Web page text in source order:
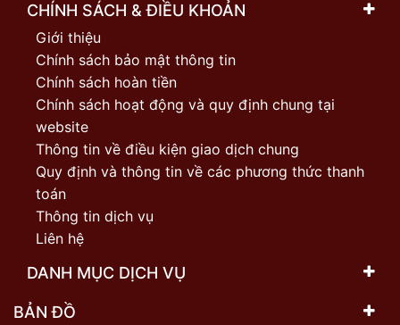
CHÍNH SÁCH & ĐIỀU KHOẢN
Giới thiệu
Chính sách bảo mật thông tin
Chính sách hoàn tiền
Chính sách hoạt động và quy định chung tại
website
Thông tin về điều kiện giao dịch chung
Quy định và thông tin về các phương thức thanh
toán
Thông tin dịch vụ
Liên hệ
DANH MỤC DỊCH VỤ
BẢN ĐỒ